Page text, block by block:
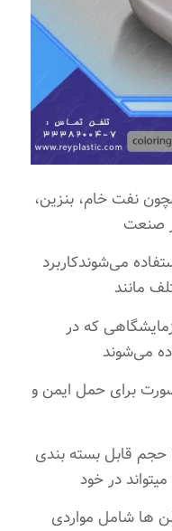
نفت خام، بنزین،
صنعت
می‌شوندکاربرد
مانند
که در
می‌شوند
برای حمل ایمن و
با حجم قابل بسته بندی
ها شامل مواردی